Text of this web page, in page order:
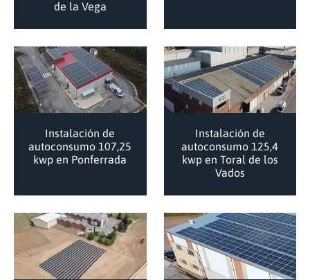
de la Vega
Instalación de
autoconsumo 107,25
kwp en Ponferrada
Instalación de
autoconsumo 125,4
kwp en Toral de los
Vados